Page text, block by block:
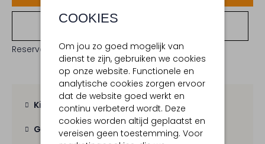
COOKIES
Om jou zo goed mogelijk van
dienst te zijn, gebruiken we cookies
op onze website. Functionele en
analytische cookies zorgen ervoor
dat de website goed werkt en
continu verbeterd wordt. Deze
cookies worden altijd geplaatst en
vereisen geen toestemming. Voor
Bekijk winkelvoorraad
Reserveer direct in een van onze 19 boutiques
Kies zelf je bezorgmoment
Gratis verzendingvanaf € 100,-